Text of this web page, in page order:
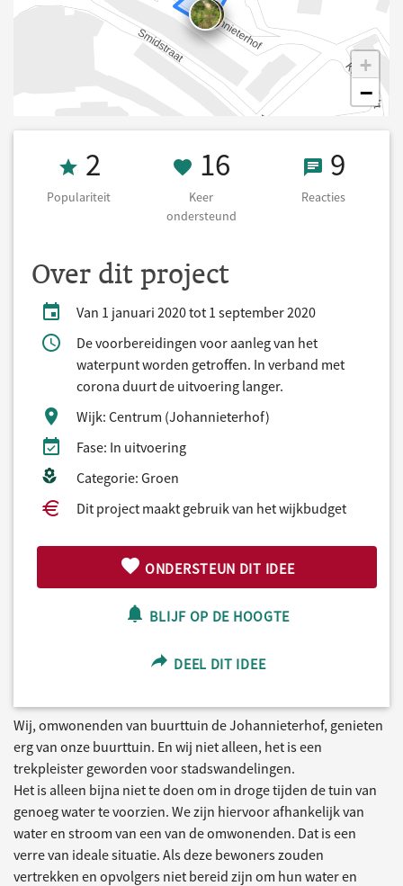
+
−
Populariteit 2
2
Populariteit
16 Keer
16
Keer
ondersteund
9 9
Reacties
Over dit project
Van 1 januari 2020 tot 1 september 2020
De voorbereidingen voor aanleg van het
waterpunt worden getroffen. In verband met
corona duurt de uitvoering langer.
Wijk: Centrum (Johannieterhof)
Fase: In uitvoering
Categorie: Groen
Dit project maakt gebruik van het wijkbudget
ONDERSTEUN DIT IDEE
BLIJF OP DE HOOGTE
DEEL DIT IDEE
Wij, omwonenden van buurttuin de Johannieterhof, genieten
erg van onze buurttuin. En wij niet alleen, het is een
trekpleister geworden voor stadswandelingen.
Het is alleen bijna niet te doen om in droge tijden de tuin van
genoeg water te voorzien. We zijn hiervoor afhankelijk van
water en stroom van een van de omwonenden. Dat is een
verre van ideale situatie. Als deze bewoners zouden
vertrekken en opvolgers niet bereid zijn om hun water en